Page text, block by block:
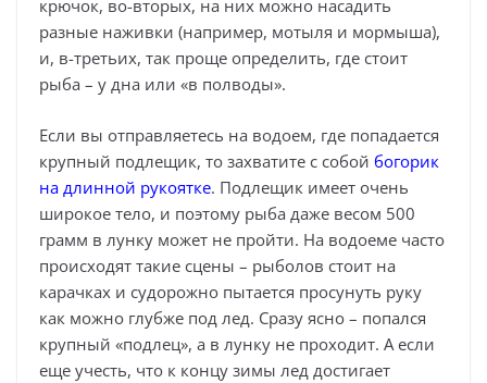
крючок, во-вторых, на них можно насадить
разные наживки (например, мотыля и мормыша),
и, в-третьих, так проще определить, где стоит
рыба – у дна или «в полводы».
Если вы отправляетесь на водоем, где попадается
крупный подлещик, то захватите с собой богорик
на длинной рукоятке. Подлещик имеет очень
широкое тело, и поэтому рыба даже весом 500
грамм в лунку может не пройти. На водоеме часто
происходят такие сцены – рыболов стоит на
карачках и судорожно пытается просунуть руку
как можно глубже под лед. Сразу ясно – попался
крупный «подлец», а в лунку не проходит. А если
еще учесть, что к концу зимы лед достигает